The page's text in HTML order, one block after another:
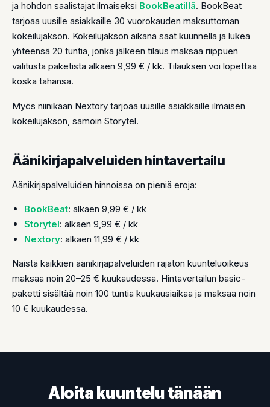
ja hohdon saalistajat ilmaiseksi BookBeatillä. BookBeat
tarjoaa uusille asiakkaille 30 vuorokauden maksuttoman
kokeilujakson. Kokeilujakson aikana saat kuunnella ja lukea
yhteensä 20 tuntia, jonka jälkeen tilaus maksaa riippuen
valitusta paketista alkaen 9,99 € / kk. Tilauksen voi lopettaa
koska tahansa.
Myös niinikään Nextory tarjoaa uusille asiakkaille ilmaisen
kokeilujakson, samoin Storytel.
Äänikirjapalveluiden hintavertailu
Äänikirjapalveluiden hinnoissa on pieniä eroja:
BookBeat: alkaen 9,99 € / kk
Storytel: alkaen 9,99 € / kk
Nextory: alkaen 11,99 € / kk
Näistä kaikkien äänikirjapalveluiden rajaton kuunteluoikeus
maksaa noin 20–25 € kuukaudessa. Hintavertailun basic-
paketti sisältää noin 100 tuntia kuukausiaikaa ja maksaa noin
10 € kuukaudessa.
Aloita kuuntelu tänään